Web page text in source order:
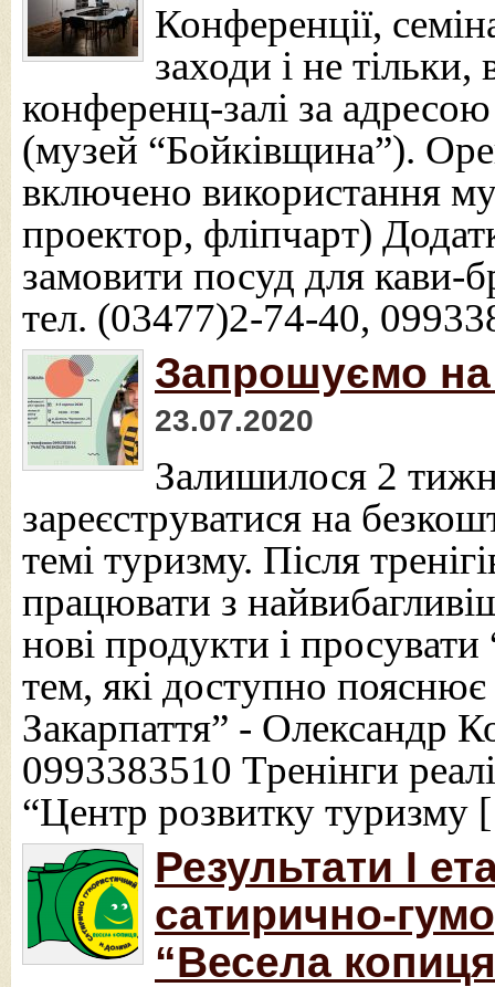
Конференції,
заходи і не
конференц-залі за
(музей “Бойківщина”).
включено використання
проектор, фліпчарт)
замовити посуд для кави-
тел. (03477)2-74-40,
Запрошуємо на
23.07.2020
Залишилося 2
зареєструватися на
темі туризму. Після
працювати з
нові продукти і просувати
тем, які доступно
Закарпаття” - Олександр
0993383510 Тренінги
“Центр розвитку
Результати І
сатирично-
“Весела